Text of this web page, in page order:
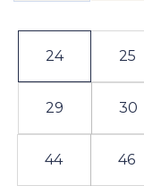
24 25
29 30
44 46